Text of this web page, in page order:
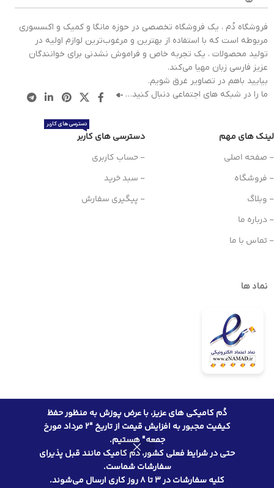
دُم کامیکی های عزیز، با عرض پوزش به منظور حفظ
کیفیت مجبور به افزایش قیمت از تاریخ "2 مرداد مورخ
جمعه" هستیم.
حتی در شرایط فعلی کشور، دم کامیک مانند قبل پذیرای
سفارشات شماست.
کلیه سفارشات در 3 تا 8 روز کاری ارسال می‌شوند.
به راحتی این مانگا را مطالعه
کنند.
*تمامی مانگا ها بین 3 الی 8 روز کاری
ارسال می‌شود*
درفروشگاه دمموجود است
تا همه بتوانند به راحتی این
مانگای بسیار استثنائی و عالی
را مطالعه کنند
ارسال می‌شود*
فروشگاه دُم ، یک فروشگاه تخصصی در حوزه مانگا و کمیک و اکسسوری
مربوطه است که با استفاده از بهترین و مرغوب‌ترین لوازم اولیه در
تولید محصولات ، یک تجربه خاص و فراموش نشدنی برای خوانندگان
عزیز فارسی زبان مهیا می‌کند.
بیایید باهم در تصاویر غرق شویم.
ما را در شبکه های اجتماعی دنبال کنید…
لینک های مهم
- صفحه اصلی
- فروشگاه
- وبلاگ
- درباره ما
- تماس با ما
دسترسی های کاربر
دسترسی های کاربر
- حساب کاربری
- سبد خرید
- پیگیری سفارش
نماد ها
تمامی حقوق مادی و معنوی این وب سایت متعلق به فروشگاه مانگا دُم است.
محصول
حساب کاربری من
کامل مانگا
Human
6,783,000تومان
–
399,000تومان
گزینه